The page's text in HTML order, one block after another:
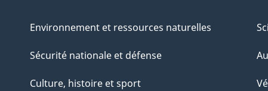
Environnement et ressources naturelles
Sécurité nationale et défense
Culture, histoire et sport